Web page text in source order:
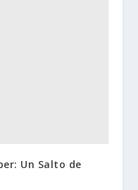
Un Salto de